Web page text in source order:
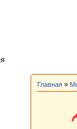
Главная »